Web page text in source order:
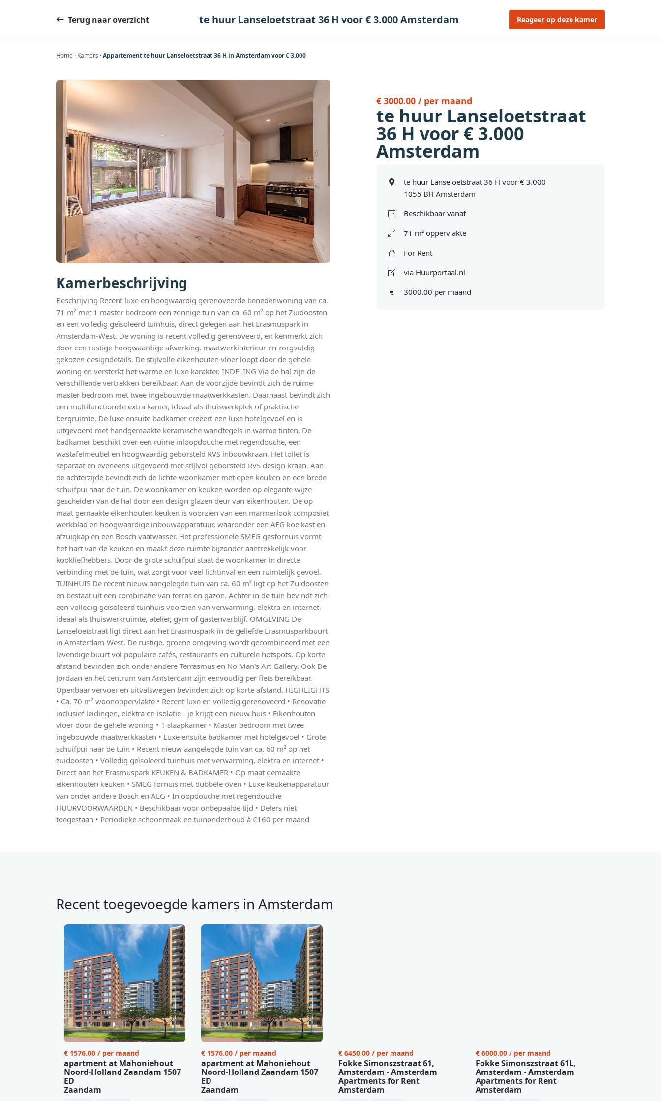
Terug naar overzicht te huur Lanseloetstraat 36 H voor € 3.000 Amsterdam Reageer op deze kamer
Home · Kamers ·Appartement te huur Lanseloetstraat 36 H in Amsterdam voor € 3.000
Kamerbeschrijving
Beschrijving Recent luxe en hoogwaardig gerenoveerde benedenwoning van ca.
71 m² met 1 master bedroom een zonnige tuin van ca. 60 m² op het Zuidoosten
en een volledig geïsoleerd tuinhuis, direct gelegen aan het Erasmuspark in
Amsterdam-West. De woning is recent volledig gerenoveerd, en kenmerkt zich
door een rustige hoogwaardige afwerking, maatwerkinterieur en zorgvuldig
gekozen designdetails. De stijlvolle eikenhouten vloer loopt door de gehele
woning en versterkt het warme en luxe karakter. INDELING Via de hal zijn de
verschillende vertrekken bereikbaar. Aan de voorzijde bevindt zich de ruime
master bedroom met twee ingebouwde maatwerkkasten. Daarnaast bevindt zich
een multifunctionele extra kamer, ideaal als thuiswerkplek of praktische
bergruimte. De luxe ensuite badkamer creëert een luxe hotelgevoel en is
uitgevoerd met handgemaakte keramische wandtegels in warme tinten. De
badkamer beschikt over een ruime inloopdouche met regendouche, een
wastafelmeubel en hoogwaardig geborsteld RVS inbouwkraan. Het toilet is
separaat en eveneens uitgevoerd met stijlvol geborsteld RVS design kraan. Aan
de achterzijde bevindt zich de lichte woonkamer met open keuken en een brede
schuifpui naar de tuin. De woonkamer en keuken worden op elegante wijze
gescheiden van de hal door een design glazen deur van eikenhouten. De op
maat gemaakte eikenhouten keuken is voorzien van een marmerlook composiet
werkblad en hoogwaardige inbouwapparatuur, waaronder een AEG koelkast en
afzuigkap en een Bosch vaatwasser. Het professionele SMEG gasfornuis vormt
het hart van de keuken en maakt deze ruimte bijzonder aantrekkelijk voor
kookliefhebbers. Door de grote schuifpui staat de woonkamer in directe
verbinding met de tuin, wat zorgt voor veel lichtinval en een ruimtelijk gevoel.
TUINHUIS De recent nieuw aangelegde tuin van ca. 60 m² ligt op het Zuidoosten
en bestaat uit een combinatie van terras en gazon. Achter in de tuin bevindt zich
een volledig geïsoleerd tuinhuis voorzien van verwarming, elektra en internet,
ideaal als thuiswerkruimte, atelier, gym of gastenverblijf. OMGEVING De
Lanseloetstraat ligt direct aan het Erasmuspark in de geliefde Erasmusparkbuurt
in Amsterdam-West. De rustige, groene omgeving wordt gecombineerd met een
levendige buurt vol populaire cafés, restaurants en culturele hotspots. Op korte
afstand bevinden zich onder andere Terrasmus en No Man's Art Gallery. Ook De
Jordaan en het centrum van Amsterdam zijn eenvoudig per fiets bereikbaar.
Openbaar vervoer en uitvalswegen bevinden zich op korte afstand. HIGHLIGHTS
• Ca. 70 m² woonoppervlakte • Recent luxe en volledig gerenoveerd • Renovatie
inclusief leidingen, elektra en isolatie - je krijgt een nieuw huis • Eikenhouten
vloer door de gehele woning • 1 slaapkamer • Master bedroom met twee
ingebouwde maatwerkkasten • Luxe ensuite badkamer met hotelgevoel • Grote
schuifpui naar de tuin • Recent nieuw aangelegde tuin van ca. 60 m² op het
zuidoosten • Volledig geïsoleerd tuinhuis met verwarming, elektra en internet •
Direct aan het Erasmuspark KEUKEN & BADKAMER • Op maat gemaakte
eikenhouten keuken • SMEG fornuis met dubbele oven • Luxe keukenapparatuur
van onder andere Bosch en AEG • Inloopdouche met regendouche
HUURVOORWAARDEN • Beschikbaar voor onbepaalde tijd • Delers niet
toegestaan • Periodieke schoonmaak en tuinonderhoud à €160 per maand
€ 3000.00 / per maand
te huur Lanseloetstraat
36 H voor € 3.000
Amsterdam
te huur Lanseloetstraat 36 H voor € 3.000
1055 BH Amsterdam
Beschikbaar vanaf
71 m² oppervlakte
For Rent
via Huurportaal.nl
3000.00 per maand
Recent toegevoegde kamers in Amsterdam
€ 1576.00 / per maand
apartment at Mahoniehout
Noord-Holland Zaandam 1507
ED
Zaandam
€ 1576.00 / per maand
apartment at Mahoniehout
Noord-Holland Zaandam 1507
ED
Zaandam
€ 6450.00 / per maand
Fokke Simonszstraat 61,
Amsterdam - Amsterdam
Apartments for Rent
Amsterdam
€ 6000.00 / per maand
Fokke Simonszstraat 61L,
Amsterdam - Amsterdam
Apartments for Rent
Amsterdam